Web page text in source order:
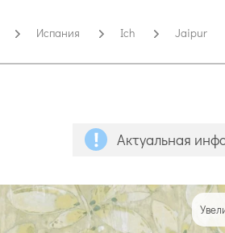
Испания Ich Jaipur
Актуальная